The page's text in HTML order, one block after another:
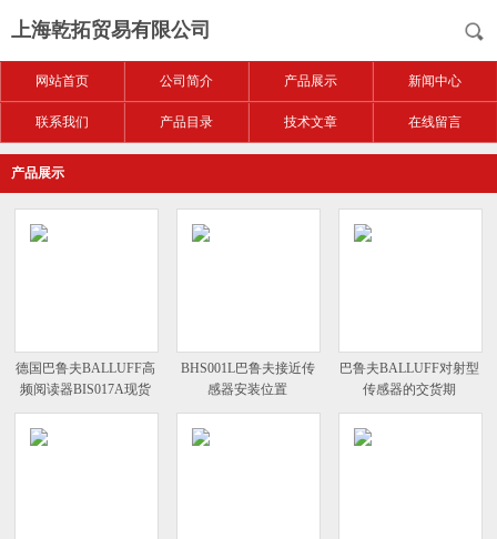
上海乾拓贸易有限公司
网站首页 公司简介 产品展示 新闻中心
联系我们 产品目录 技术文章 在线留言
产品展示
德国巴鲁夫BALLUFF高
频阅读器BIS017A现货
BHS001L巴鲁夫接近传
感器安装位置
巴鲁夫BALLUFF对射型
传感器的交货期